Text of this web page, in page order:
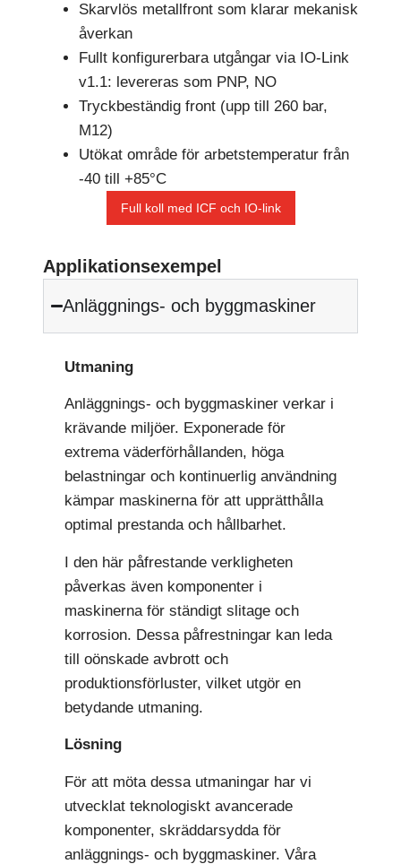
Skarvlös metallfront som klarar mekanisk
åverkan
Fullt konfigurerbara utgångar via IO-Link
v1.1: levereras som PNP, NO
Tryckbeständig front (upp till 260 bar,
M12)
Utökat område för arbetstemperatur från
-40 till +85°C
Full koll med ICF och IO-link
Applikationsexempel
Anläggnings- och byggmaskiner
Utmaning
Anläggnings- och byggmaskiner verkar i
krävande miljöer. Exponerade för
extrema väderförhållanden, höga
belastningar och kontinuerlig användning
kämpar maskinerna för att upprätthålla
optimal prestanda och hållbarhet.
I den här påfrestande verkligheten
påverkas även komponenter i
maskinerna för ständigt slitage och
korrosion. Dessa påfrestningar kan leda
till oönskade avbrott och
produktionsförluster, vilket utgör en
betydande utmaning.
Lösning
För att möta dessa utmaningar har vi
utvecklat teknologiskt avancerade
komponenter, skräddarsydda för
anläggnings- och byggmaskiner. Våra